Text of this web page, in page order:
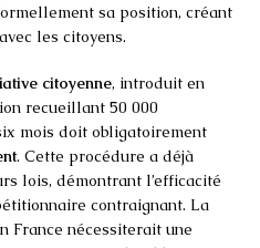
sa position, créant
les citoyens.
citoyenne, introduit en
recueillant 50 000
mois doit obligatoirement
. Cette procédure a déjà
lois, démontrant l’efficacité
contraignant. La
France nécessiterait une